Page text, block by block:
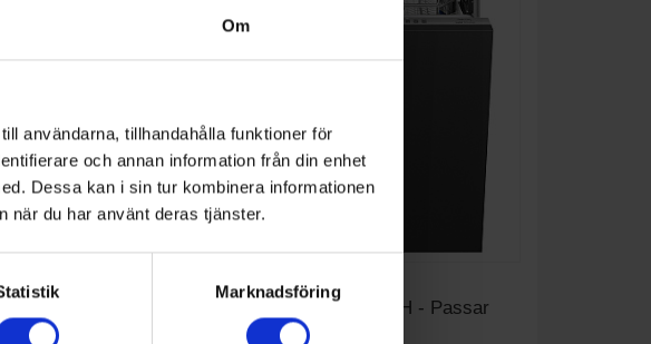
Om
användarna, tillhandahålla funktioner för
och annan information från din enhet
Dessa kan i sin tur kombinera informationen
när du har använt deras tjänster.
Marknadsföring
Integrerad diskmaskin
STL323BQLH - Passar
IKEA Metod